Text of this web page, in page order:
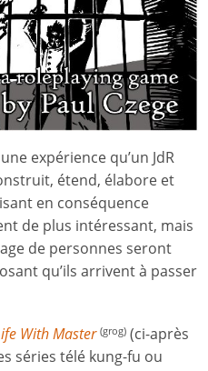
expérience qu’un JdR
étend, élabore et
en conséquence
de plus intéressant, mais
de personnes seront
qu’ils arrivent à passer
With Master (grog) (ci-après
séries télé kung-fu ou